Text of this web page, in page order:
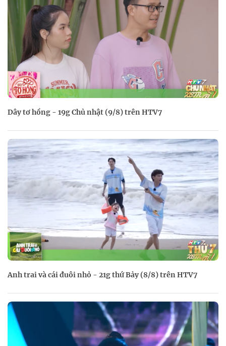
Dây tơ hồng - 19g Chủ nhật (9/8) trên HTV7
Anh trai và cái đuôi nhỏ - 21g thứ Bảy (8/8) trên HTV7